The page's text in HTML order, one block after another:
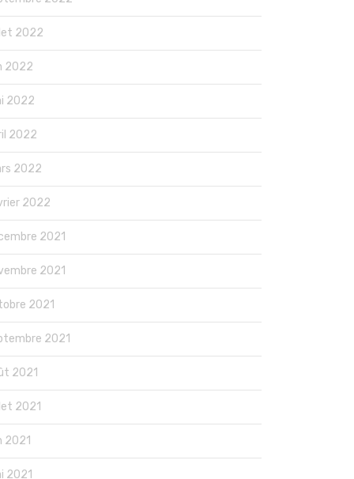
2022
2022
2022
2022
2022
2022
2021
2021
2021
2021
2021
2021
2021
2021